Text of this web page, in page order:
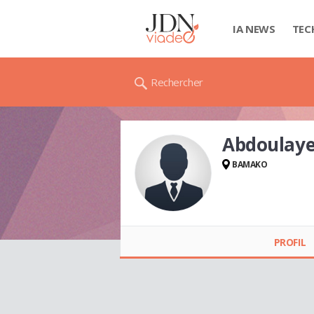
IA NEWS
Rechercher
BAMAKO
PROFIL